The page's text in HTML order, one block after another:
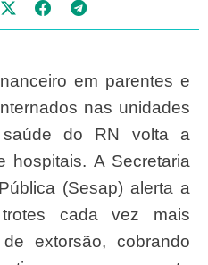
nas unidades
do RN volta a
hospitais. A Secretaria
(Sesap) alerta a
cada vez mais
extorsão, cobrando